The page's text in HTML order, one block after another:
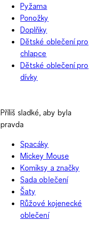
Pyžama
Ponožky
Doplňky
Dětské oblečení pro
chlapce
Dětské oblečení pro
dívky
Příliš sladké, aby byla
pravda
Spacáky
Mickey Mouse
Komiksy a značky
Sada oblečení
Šaty
Růžové kojenecké
oblečení